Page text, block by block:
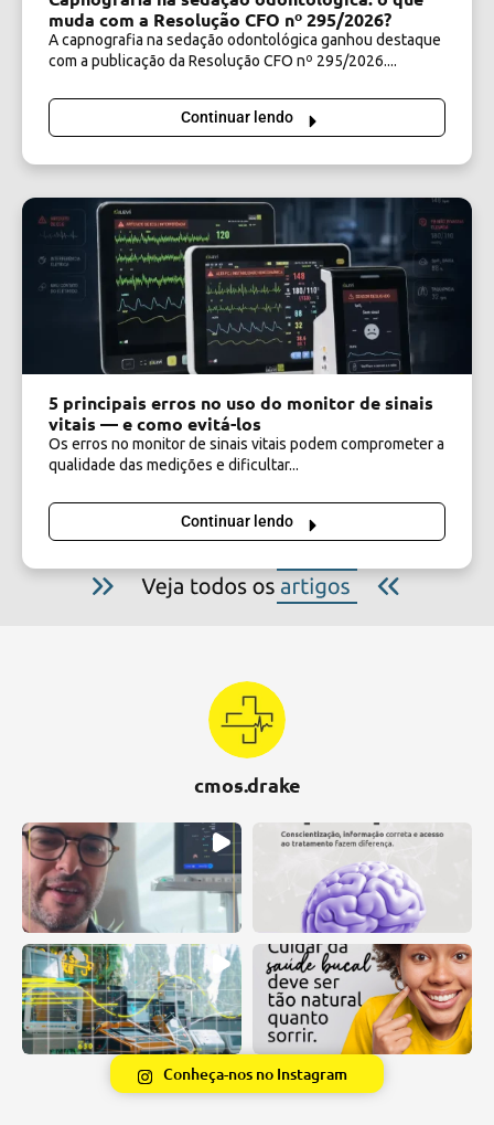
muda com a Resolução CFO nº 295/2026?
A capnografia na sedação odontológica ganhou destaque
com a publicação da Resolução CFO nº 295/2026....
Continuar lendo
5 principais erros no uso do monitor de sinais
vitais — e como evitá-los
Os erros no monitor de sinais vitais podem comprometer a
qualidade das medições e dificultar...
Continuar lendo
cmos.drake
Conheça-nos no Instagram